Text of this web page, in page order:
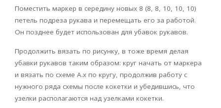
Поместить маркер в середину новых 8 (8, 8, 10, 10, 10)
петель подреза рукава и перемещать его за работой.
Он позднее будет использован для убавок рукавов.
Продолжить вязать по рисунку, в тоже время делая
убавки рукавов таким образом: круг начать от маркера
и вязать по схеме А.х по кругу, продолжив работу с
нужного ряда схемы после кокетки и убедившись, что
узелки располагаются над узелками кокетки.